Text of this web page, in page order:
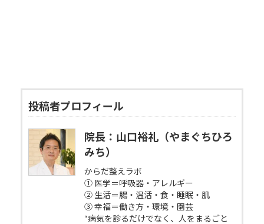
投稿者プロフィール
院長：山口裕礼（やまぐちひろ
みち）
からだ整えラボ
① 医学＝呼吸器・アレルギー
② 生活＝腸・温活・食・睡眠・肌
③ 幸福＝働き方・環境・園芸
“病気を診るだけでなく、人をまるごと